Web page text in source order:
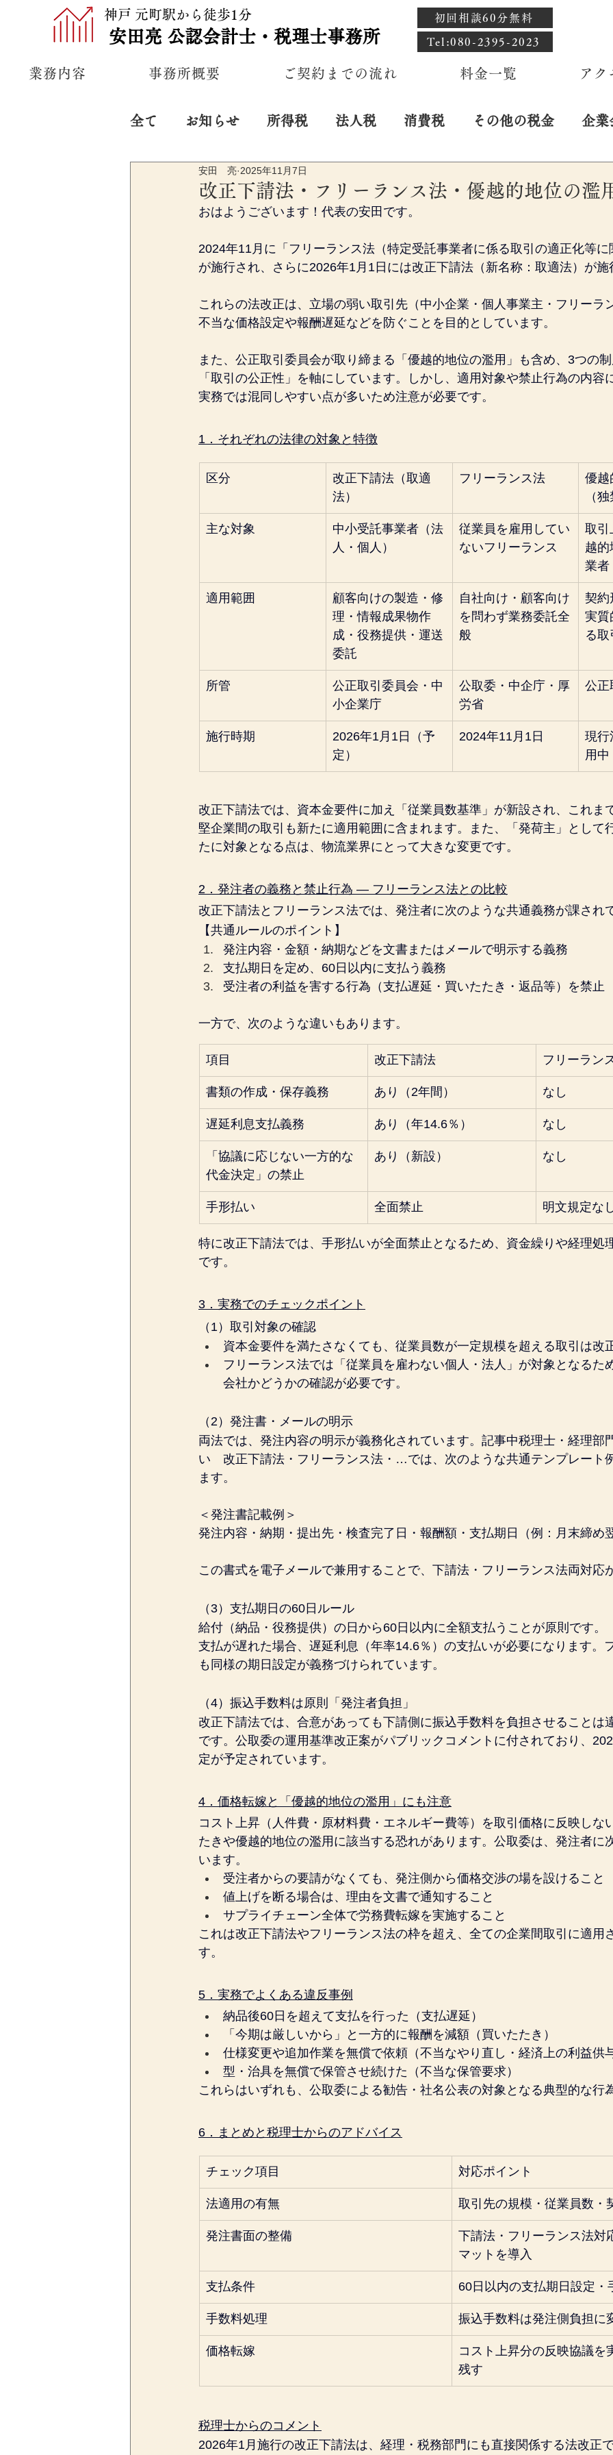
神戸 元町駅から徒歩1分
安田亮 公認会計士・税理士事務所
初回相談60分無料
​Tel:080-2395-2023
業務内容 事務所概要 ご契約までの流れ 料金一覧 アク
全て お知らせ 所得税 法人税 消費税 その他の税金 企業
プライベート 経営
改正下請法・フリーランス法・優越的地位の濫
安田 亮 2025年11月7日
おはようございます！代表の安田です。
2024年11月に「フリーランス法（特定受託事業者に係る取引の適正化等
が施行され、さらに2026年1月1日には改正下請法（新名称：取適法）が施
これらの法改正は、立場の弱い取引先（中小企業・個人事業主・フリーラ
不当な価格設定や報酬遅延などを防ぐことを目的としています。
また、公正取引委員会が取り締まる「優越的地位の濫用」も含め、3つの
「取引の公正性」を軸にしています。しかし、適用対象や禁止行為の内容
実務では混同しやすい点が多いため注意が必要です。
1．それぞれの法律の対象と特徴
区分
改正下請法（取適
法）
フリーランス法
優越
（
主な対象
中小受託事業者（法
人・個人）
従業員を雇用してい
ないフリーランス
取引
越的
業者
適用範囲
顧客向けの製造・修
理・情報成果物作
成・役務提供・運送
委託
自社向け・顧客向け
を問わず業務委託全
般
契約
実質
る
所管
公正取引委員会・中
小企業庁
公取委・中企庁・厚
労省
公正
施行時期
2026年1月1日（予
定）
2024年11月1日
現行
用中
改正下請法では、資本金要件に加え「従業員数基準」が新設され、これま
堅企業間の取引も新たに適用範囲に含まれます。また、「発荷主」として
たに対象となる点は、物流業界にとって大きな変更です。
2．発注者の義務と禁止行為 ― フリーランス法との比較
改正下請法とフリーランス法では、発注者に次のような共通義務が課され
【共通ルールのポイント】
発注内容・金額・納期などを文書またはメールで明示する義務
支払期日を定め、60日以内に支払う義務
受注者の利益を害する行為（支払遅延・買いたたき・返品等）を禁止
一方で、次のような違いもあります。
項目 改正下請法 フリーラン
書類の作成・保存義務 あり（2年間） なし
遅延利息支払義務 あり（年14.6％） なし
「協議に応じない一方的な
代金決定」の禁止
あり（新設） なし
手形払い 全面禁止 明文規定な
特に改正下請法では、手形払いが全面禁止となるため、資金繰りや経理処
です。
3．実務でのチェックポイント
（1）取引対象の確認
資本金要件を満たさなくても、従業員数が一定規模を超える取引は改
フリーランス法では「従業員を雇わない個人・法人」が対象となるた
会社かどうかの確認が必要です。
（2）発注書・メールの明示
両法では、発注内容の明示が義務化されています。記事中税理士・経理部
い　改正下請法・フリーランス法・…では、次のような共通テンプレート
ます。
＜発注書記載例＞
発注内容・納期・提出先・検査完了日・報酬額・支払期日（例：月末締め
この書式を電子メールで兼用することで、下請法・フリーランス法両対応
（3）支払期日の60日ルール
給付（納品・役務提供）の日から60日以内に全額支払うことが原則です。
支払が遅れた場合、遅延利息（年率14.6％）の支払いが必要になります。
も同様の期日設定が義務づけられています。
（4）振込手数料は原則「発注者負担」
改正下請法では、合意があっても下請側に振込手数料を負担させることは
です。公取委の運用基準改正案がパブリックコメントに付されており、
定が予定されています。
4．価格転嫁と「優越的地位の濫用」にも注意
コスト上昇（人件費・原材料費・エネルギー費等）を取引価格に反映しな
たきや優越的地位の濫用に該当する恐れがあります。公取委は、発注者に
います。
受注者からの要請がなくても、発注側から価格交渉の場を設けること
値上げを断る場合は、理由を文書で通知すること
サプライチェーン全体で労務費転嫁を実施すること
これは改正下請法やフリーランス法の枠を超え、全ての企業間取引に適用
す。
5．実務でよくある違反事例
納品後60日を超えて支払を行った（支払遅延）
「今期は厳しいから」と一方的に報酬を減額（買いたたき）
仕様変更や追加作業を無償で依頼（不当なやり直し・経済上の利益供
型・治具を無償で保管させ続けた（不当な保管要求）
これらはいずれも、公取委による勧告・社名公表の対象となる典型的な行
6．まとめと税理士からのアドバイス
チェック項目 対応ポイント
法適用の有無 取引先の規模・従業員数・
発注書面の整備
下請法・フリーランス法対
マットを導入
支払条件 60日以内の支払期日設定・
手数料処理 振込手数料は発注側負担に
価格転嫁
コスト上昇分の反映協議を
残す
税理士からのコメント
2026年1月施行の改正下請法は、経理・税務部門にも直接関係する法改正